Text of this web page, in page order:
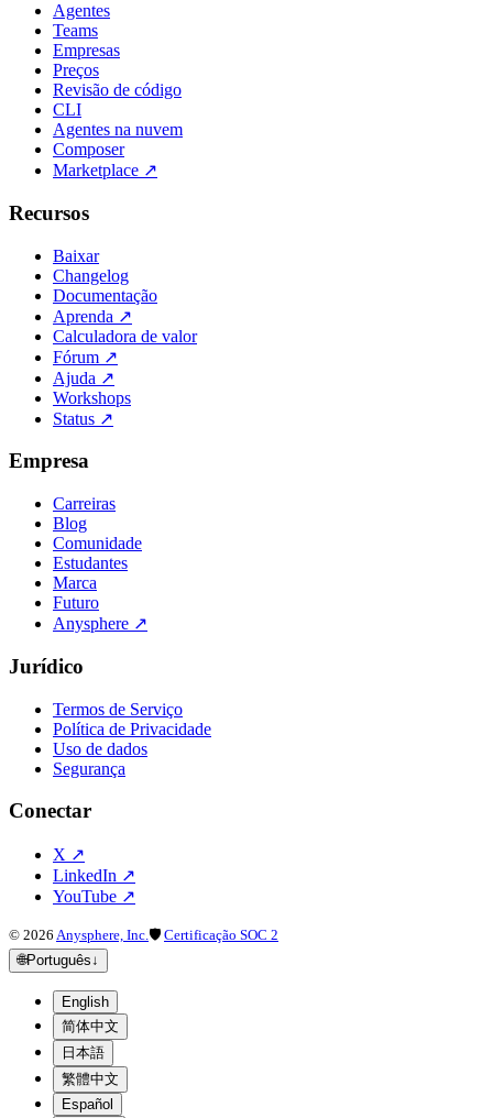
Agentes
Teams
Empresas
Preços
Revisão de código
CLI
Agentes na nuvem
Composer
Marketplace ↗
Recursos
Baixar
Changelog
Documentação
Aprenda ↗
Calculadora de valor
Fórum ↗
Ajuda ↗
Workshops
Status ↗
Empresa
Carreiras
Blog
Comunidade
Estudantes
Marca
Futuro
Anysphere ↗
Jurídico
Termos de Serviço
Política de Privacidade
Uso de dados
Segurança
Conectar
X ↗
LinkedIn ↗
YouTube ↗
© 2026 Anysphere, Inc. 🛡 Certificação SOC 2
🌐Português↓
English
简体中文
日本語
繁體中文
Español